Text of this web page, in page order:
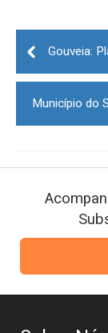
Post
navigation